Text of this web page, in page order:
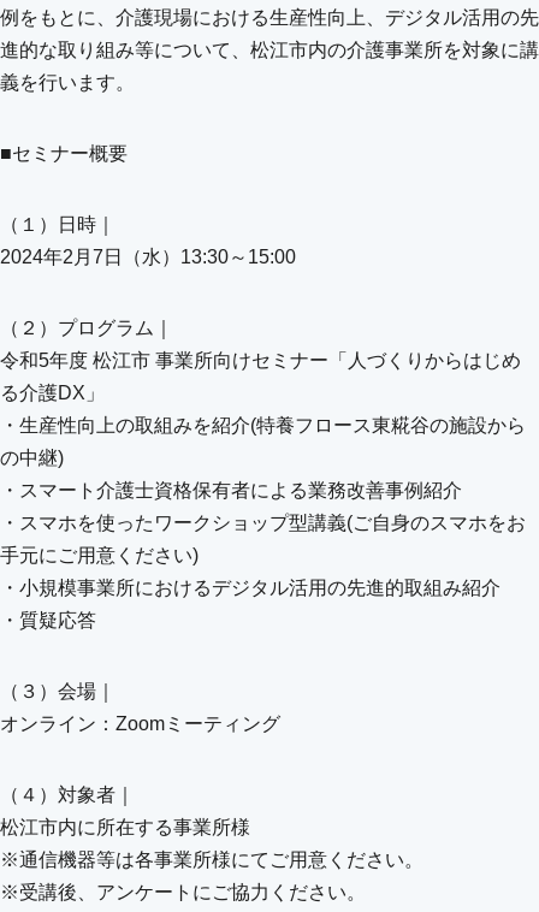
例をもとに、介護現場における生産性向上、デジタル活用の先
進的な取り組み等について、松江市内の介護事業所を対象に講
義を行います。
■セミナー概要
（１）日時｜
2024年2月7日（水）13:30～15:00
（２）プログラム｜
令和5年度 松江市 事業所向けセミナー「人づくりからはじめ
る介護DX」
・生産性向上の取組みを紹介(特養フロース東糀谷の施設から
の中継)
・スマート介護士資格保有者による業務改善事例紹介
・スマホを使ったワークショップ型講義(ご自身のスマホをお
手元にご用意ください)
・小規模事業所におけるデジタル活用の先進的取組み紹介
・質疑応答
（３）会場｜
オンライン：Zoomミーティング
（４）対象者｜
松江市内に所在する事業所様
※通信機器等は各事業所様にてご用意ください。
※受講後、アンケートにご協力ください。